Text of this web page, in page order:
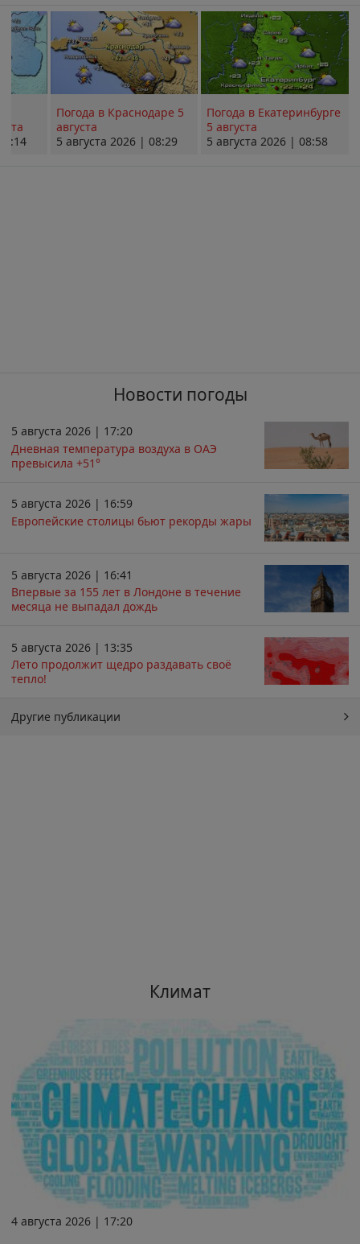
Погода в Краснодаре 5
августа
5 августа 2026 | 08:29
Погода в Екатеринбурге
5 августа
5 августа 2026 | 08:58
Новости погоды
5 августа 2026 | 17:20
Дневная температура воздуха в ОАЭ
превысила +51°
5 августа 2026 | 16:59
Европейские столицы бьют рекорды жары
5 августа 2026 | 16:41
Впервые за 155 лет в Лондоне в течение
месяца не выпадал дождь
5 августа 2026 | 13:35
Лето продолжит щедро раздавать своё
тепло!
Другие публикации
Климат
4 августа 2026 | 17:20